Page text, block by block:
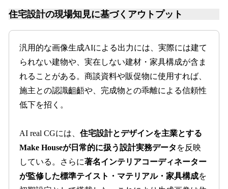
住宅設計の現場知見に基づくアウトプット
汎用的な画像生成AIによる出力には、実際には建て
られない建物や、実在しない建材・家具構成が含ま
れることがある。商談資料や販促物に使用すれば、
施主との認識齟齬や、完成物との乖離による信頼性
低下を招く。
AI real CGには、 住宅設計とデザインを主業とする
Make Houseが日常的に扱う設計実務データ を反映
している。さらに著名インテリアコーディネーター
が監修した標準テイスト・マテリアル・家具構成を